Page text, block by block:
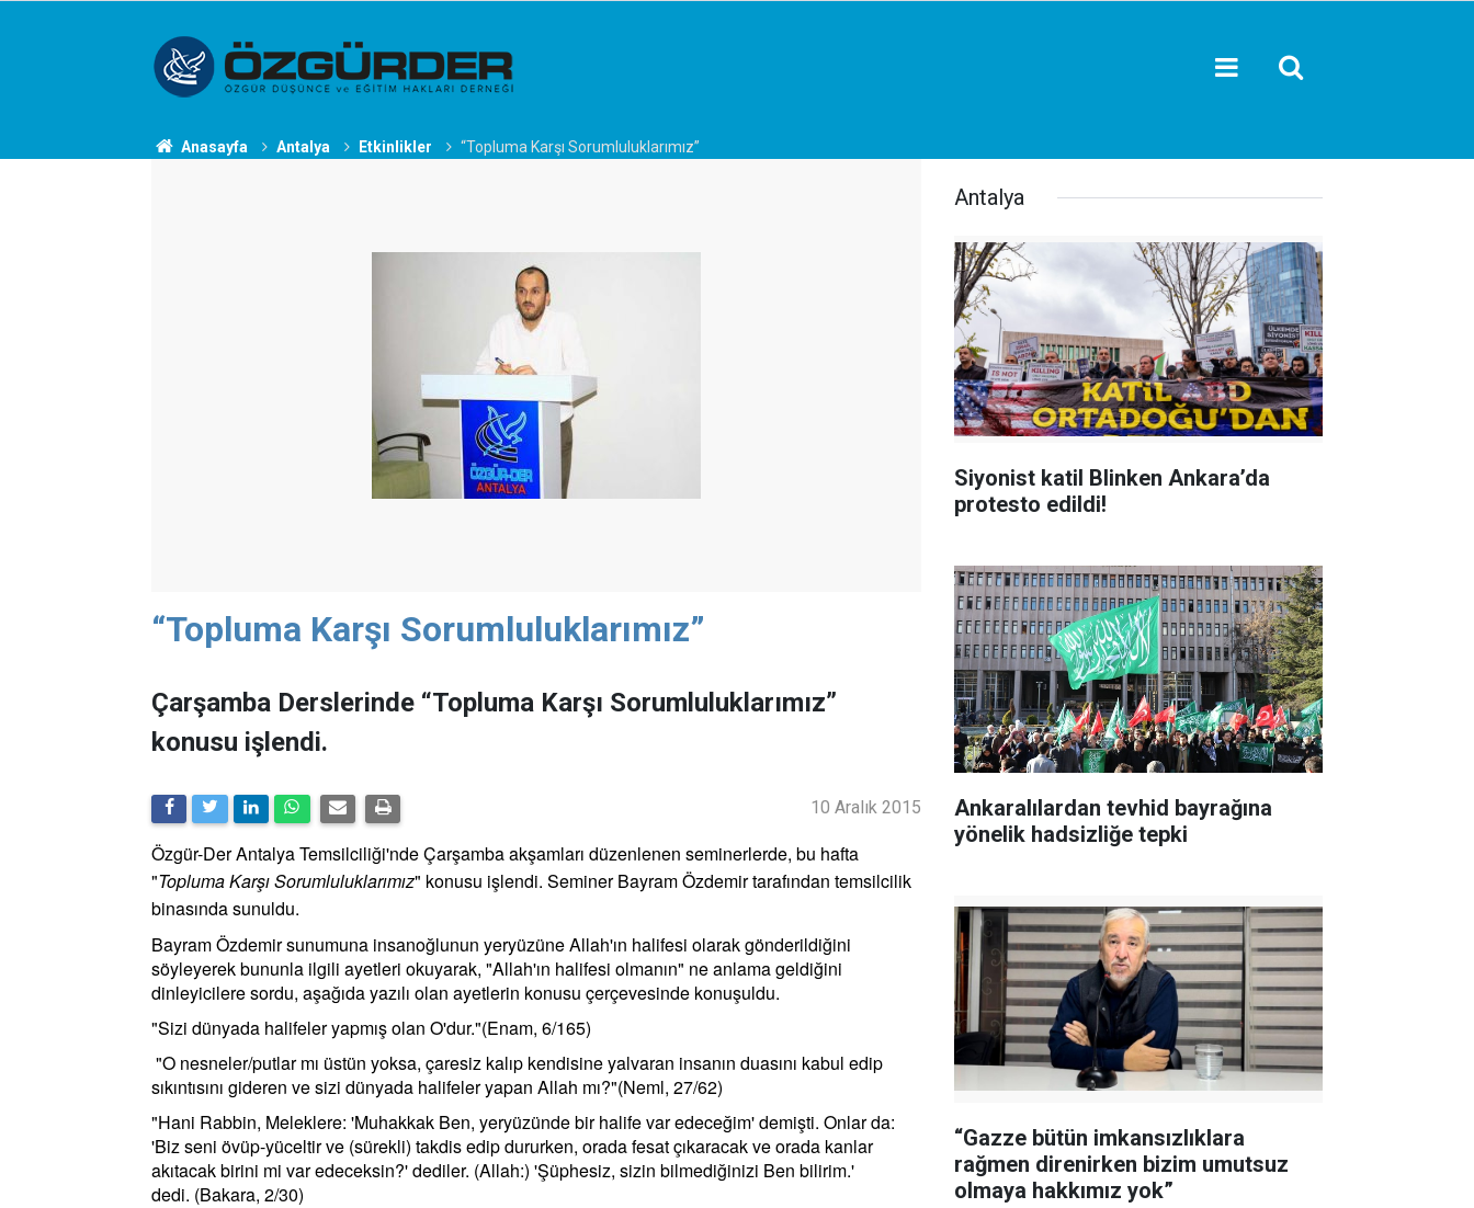
Anasayfa Antalya Etkinlikler “Topluma Karşı Sorumluluklarımız”
“Topluma Karşı Sorumluluklarımız”
Çarşamba Derslerinde “Topluma Karşı Sorumluluklarımız”
konusu işlendi.
10 Aralık 2015
Özgür-Der Antalya Temsilciliği'nde Çarşamba akşamları düzenlenen seminerlerde, bu hafta
"Topluma Karşı Sorumluluklarımız" konusu işlendi. Seminer Bayram Özdemir tarafından temsilcilik
binasında sunuldu.
Bayram Özdemir sunumuna insanoğlunun yeryüzüne Allah'ın halifesi olarak gönderildiğini
söyleyerek bununla ilgili ayetleri okuyarak, "Allah'ın halifesi olmanın" ne anlama geldiğini
dinleyicilere sordu, aşağıda yazılı olan ayetlerin konusu çerçevesinde konuşuldu.
"Sizi dünyada halifeler yapmış olan O'dur."(Enam, 6/165)
"O nesneler/putlar mı üstün yoksa, çaresiz kalıp kendisine yalvaran insanın duasını kabul edip
sıkıntısını gideren ve sizi dünyada halifeler yapan Allah mı?"(Neml, 27/62)
"Hani Rabbin, Meleklere: 'Muhakkak Ben, yeryüzünde bir halife var edeceğim' demişti. Onlar da:
'Biz seni övüp-yüceltir ve (sürekli) takdis edip dururken, orada fesat çıkaracak ve orada kanlar
akıtacak birini mi var edeceksin?' dediler. (Allah:) 'Şüphesiz, sizin bilmediğinizi Ben bilirim.'
dedi. (Bakara, 2/30)
Antalya
Siyonist katil Blinken Ankara’da
protesto edildi!
Ankaralılardan tevhid bayrağına
yönelik hadsizliğe tepki
“Gazze bütün imkansızlıklara
rağmen direnirken bizim umutsuz
olmaya hakkımız yok”